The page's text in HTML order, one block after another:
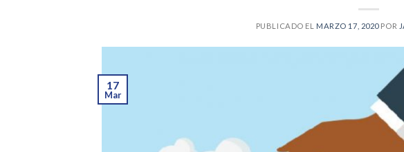
PUBLICADO EL MARZO 17, 2020POR
17
Mar